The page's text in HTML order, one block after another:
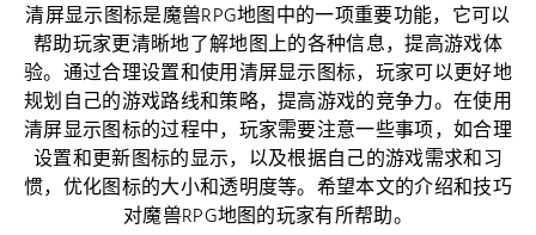
清屏显示图标是魔兽RPG地图中的一项重要功能，它可以
帮助玩家更清晰地了解地图上的各种信息，提高游戏体
验。通过合理设置和使用清屏显示图标，玩家可以更好地
规划自己的游戏路线和策略，提高游戏的竞争力。在使用
清屏显示图标的过程中，玩家需要注意一些事项，如合理
设置和更新图标的显示，以及根据自己的游戏需求和习
惯，优化图标的大小和透明度等。希望本文的介绍和技巧
对魔兽RPG地图的玩家有所帮助。